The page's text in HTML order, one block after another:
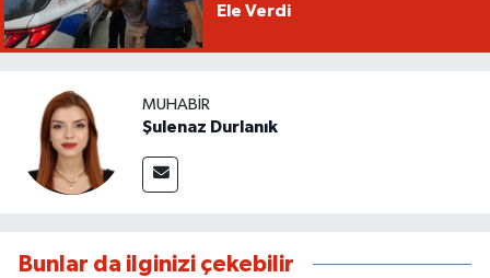
Ele Verdi
MUHABIR
Şulenaz Durlanık
Bunlar da ilginizi çekebilir